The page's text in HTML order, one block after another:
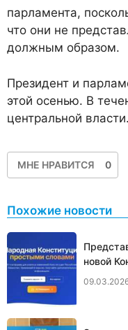
парламента,
что они не
должным образом.
Президент и
этой осенью. В
центральной власти.
МНЕ НРАВИТСЯ 0
Похожие новости
новой